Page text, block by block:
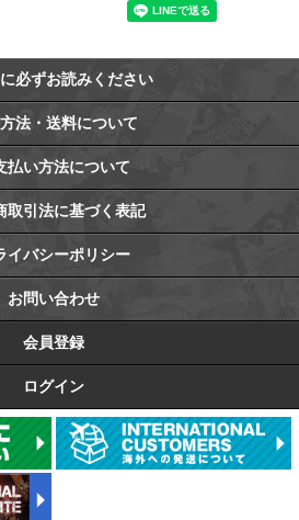
必ずお読みください
法・送料について
払い方法について
取引法に基づく表記
イバシーポリシー
お問い合わせ
会員登録
ログイン